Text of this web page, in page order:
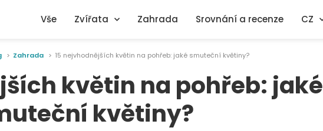
Vše Zvířata Zahrada Srovnání a recenze CZ
Zahrada 15 nejvhodnějších květin na pohřeb: jaké smuteční květiny?
květin na pohřeb: jaké
květiny?